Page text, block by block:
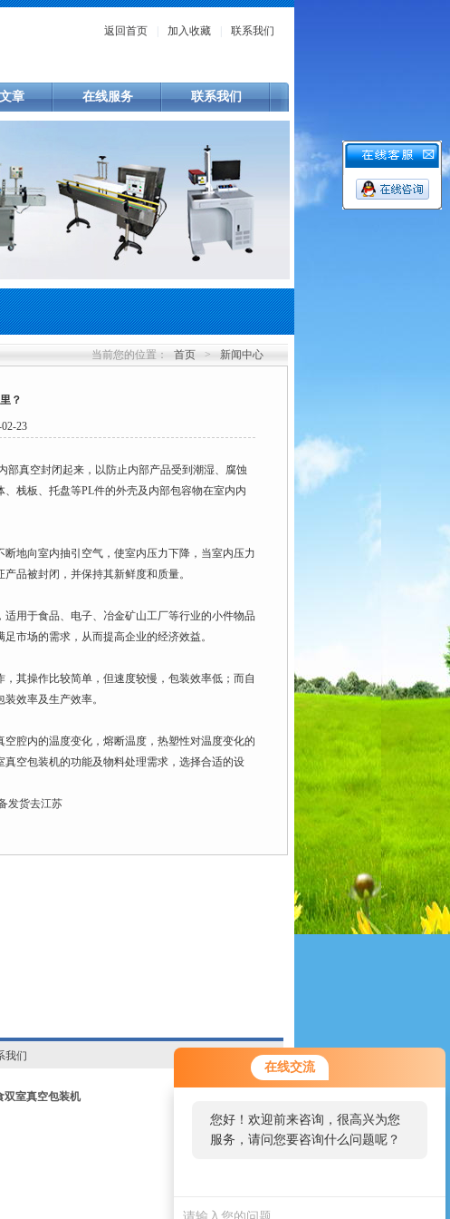
在线交流
您好！欢迎前来咨询，很高兴为您
服务，请问您要咨询什么问题呢？
返回首页 加入收藏 联系我们
章 在线服务 联系我们
当前您的位置： 首页 > 新闻中心
？
23
部真空封闭起来，以防止内部产品受到潮湿、腐蚀
栈板、托盘等PL件的外壳及内部包容物在室内内
地向室内抽引空气，使室内压力下降，当室内压力
品被封闭，并保持其新鲜度和质量。
用于食品、电子、冶金矿山工厂等行业的小件物品
市场的需求，从而提高企业的经济效益。
其操作比较简单，但速度较慢，包装效率低；而自
效率及生产效率。
腔内的温度变化，熔断温度，热塑性对温度变化的
空包装机的功能及物料处理需求，选择合适的设
发货去江苏
我们
双室真空包装机